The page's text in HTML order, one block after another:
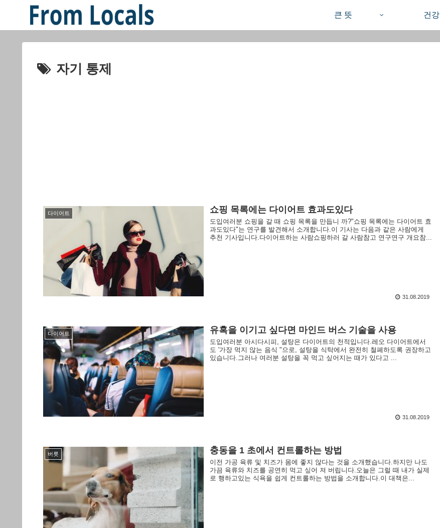
큰 뜻 건강
자기 통제
다이어트 쇼핑 목록에는 다이어트 효과도있다
도입여러분 쇼핑을 갈 때 쇼핑 목록을 만듭니 까?"쇼핑 목록에는 다이어트 효
과도있다"는 연구를 발견해서 소개합니다.이 기사는 다음과 같은 사람에게
추천 기사입니다.다이어트하는 사람쇼핑하러 갈 사람참고 연구연구 개요참...
31.08.2019
다이어트 유혹을 이기고 싶다면 마인드 버스 기술을 사용
도입여러분 아시다시피, 설탕은 다이어트의 천적입니다.레오 다이어트에서
도 '가장 먹지 않는 음식 "으로, 설탕을 식탁에서 완전히 철폐하도록 권장하고
있습니다.그러나 여러분 설탕을 꼭 먹고 싶어지는 때가 있다고 ...
31.08.2019
버릇 충동을 1 초에서 컨트롤하는 방법
이전 가공 육류 및 치즈가 몸에 좋지 않다는 것을 소개했습니다.하지만 나도
가끔 육류와 치즈를 공연히 먹고 싶어 져 버립니다.오늘은 그럴 때 내가 실제
로 행하고있는 식욕을 쉽게 컨트롤하는 방법을 소개합니다.이 대책은...